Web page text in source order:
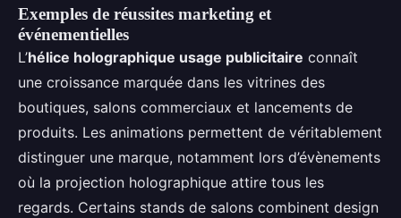
Exemples de réussites marketing et
événementielles
L’hélice holographique usage publicitaire connaît
une croissance marquée dans les vitrines des
boutiques, salons commerciaux et lancements de
produits. Les animations permettent de véritablement
distinguer une marque, notamment lors d’évènements
où la projection holographique attire tous les
regards. Certains stands de salons combinent design